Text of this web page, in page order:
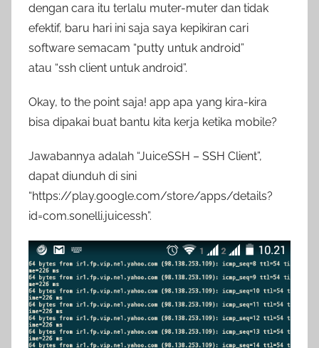
dengan cara itu terlalu muter-muter dan tidak
efektif, baru hari ini saja saya kepikiran cari
software semacam “putty untuk android”
atau “ssh client untuk android”.
Okay, to the point saja! app apa yang kira-kira
bisa dipakai buat bantu kita kerja ketika mobile?
Jawabannya adalah “JuiceSSH – SSH Client”,
dapat diunduh di sini
“https://play.google.com/store/apps/details?
id=com.sonelli.juicessh”.